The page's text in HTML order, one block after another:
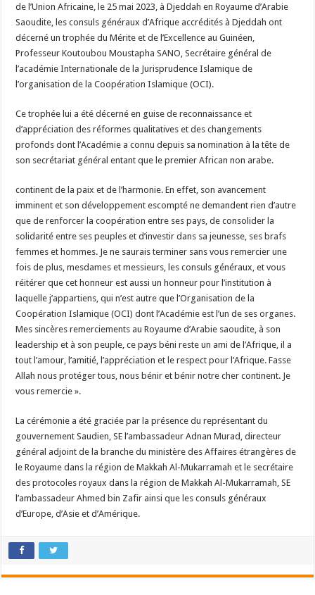
de l’Union Africaine, le 25 mai 2023, à Djeddah en Royaume d’Arabie
Saoudite, les consuls généraux d’Afrique accrédités à Djeddah ont
décerné un trophée du Mérite et de l’Excellence au Guinéen,
Professeur Koutoubou Moustapha SANO, Secrétaire général de
l’académie Internationale de la Jurisprudence Islamique de
l’organisation de la Coopération Islamique (OCI).
Ce trophée lui a été décerné en guise de reconnaissance et
d’appréciation des réformes qualitatives et des changements
profonds dont l’Académie a connu depuis sa nomination à la tête de
son secrétariat général entant que le premier African non arabe.
continent de la paix et de l’harmonie. En effet, son avancement
imminent et son développement escompté ne demandent rien d’autre
que de renforcer la coopération entre ses pays, de consolider la
solidarité entre ses peuples et d’investir dans sa jeunesse, ses brafs
femmes et hommes. Je ne saurais terminer sans vous remercier une
fois de plus, mesdames et messieurs, les consuls généraux, et vous
réitérer que cet honneur est aussi un honneur pour l’institution à
laquelle j’appartiens, qui n’est autre que l’Organisation de la
Coopération Islamique (OCI) dont l’Académie est l’un de ses organes.
Mes sincères remerciements au Royaume d’Arabie saoudite, à son
leadership et à son peuple, ce pays béni reste un ami de l’Afrique, il a
tout l’amour, l’amitié, l’appréciation et le respect pour l’Afrique. Fasse
Allah nous protéger tous, nous bénir et bénir notre cher continent. Je
vous remercie ».
La cérémonie a été graciée par la présence du représentant du
gouvernement Saudien, SE l’ambassadeur Adnan Murad, directeur
général adjoint de la branche du ministère des Affaires étrangères de
le Royaume dans la région de Makkah Al-Mukarramah et le secrétaire
des protocoles royaux dans la région de Makkah Al-Mukarramah, SE
l’ambassadeur Ahmed bin Zafir ainsi que les consuls généraux
d’Europe, d’Asie et d’Amérique.